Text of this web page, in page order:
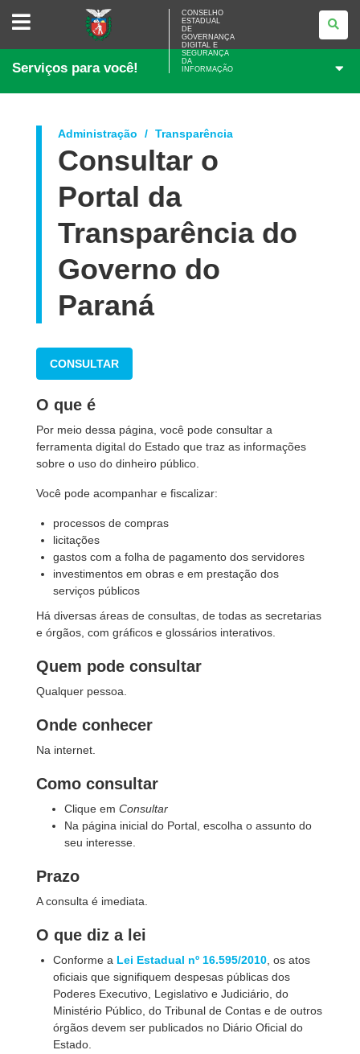
CONSELHO
ESTADUAL
GOVERNANÇA
E
DA
CONSELHO
ESTADUAL
DE
GOVERNANÇA
DIGITAL E
SEGURANÇA
DA
INFORMAÇÃO
Serviços para você!
Administração Transparência
Consultar o
Portal da
Transparência do
Governo do
Paraná
CONSULTAR
O que é
Por meio dessa página, você pode consultar a
ferramenta digital do Estado que traz as informações
sobre o uso do dinheiro público.
Você pode acompanhar e fiscalizar:
processos de compras
licitações
gastos com a folha de pagamento dos servidores
investimentos em obras e em prestação dos
serviços públicos
Há diversas áreas de consultas, de todas as secretarias
e órgãos, com gráficos e glossários interativos.
Quem pode consultar
Qualquer pessoa.
Onde conhecer
Na internet.
Como consultar
Clique em Consultar
Na página inicial do Portal, escolha o assunto do
seu interesse.
Prazo
A consulta é imediata.
O que diz a lei
Conforme a Lei Estadual nº 16.595/2010 , os atos
oficiais que signifiquem despesas públicas dos
Poderes Executivo, Legislativo e Judiciário, do
Ministério Público, do Tribunal de Contas e de outros
órgãos devem ser publicados no Diário Oficial do
Estado.